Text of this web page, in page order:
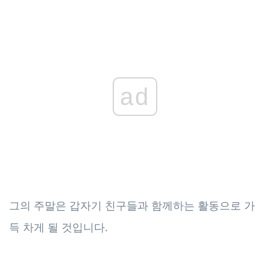
ad
그의 주말은 갑자기 친구들과 함께하는 활동으로 가
득 차게 될 것입니다.